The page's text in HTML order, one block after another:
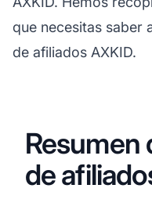
que necesitas saber
de afiliados AXKID.
Resumen
de